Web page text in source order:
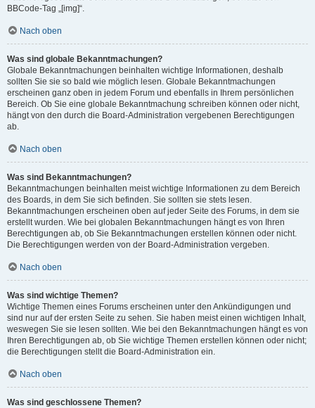
BBCode-Tag „[img]“.
Nach oben
Was sind globale Bekanntmachungen?
Globale Bekanntmachungen beinhalten wichtige Informationen, deshalb
sollten Sie sie so bald wie möglich lesen. Globale Bekanntmachungen
erscheinen ganz oben in jedem Forum und ebenfalls in Ihrem persönlichen
Bereich. Ob Sie eine globale Bekanntmachung schreiben können oder nicht,
hängt von den durch die Board-Administration vergebenen Berechtigungen
ab.
Nach oben
Was sind Bekanntmachungen?
Bekanntmachungen beinhalten meist wichtige Informationen zu dem Bereich
des Boards, in dem Sie sich befinden. Sie sollten sie stets lesen.
Bekanntmachungen erscheinen oben auf jeder Seite des Forums, in dem sie
erstellt wurden. Wie bei globalen Bekanntmachungen hängt es von Ihren
Berechtigungen ab, ob Sie Bekanntmachungen erstellen können oder nicht.
Die Berechtigungen werden von der Board-Administration vergeben.
Nach oben
Was sind wichtige Themen?
Wichtige Themen eines Forums erscheinen unter den Ankündigungen und
sind nur auf der ersten Seite zu sehen. Sie haben meist einen wichtigen Inhalt,
weswegen Sie sie lesen sollten. Wie bei den Bekanntmachungen hängt es von
Ihren Berechtigungen ab, ob Sie wichtige Themen erstellen können oder nicht;
die Berechtigungen stellt die Board-Administration ein.
Nach oben
Was sind geschlossene Themen?